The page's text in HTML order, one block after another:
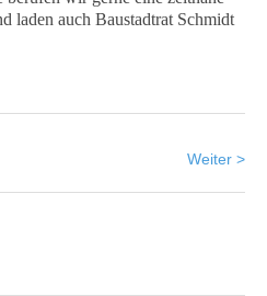
laden auch Baustadtrat Schmidt
Weiter >